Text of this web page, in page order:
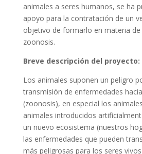
animales a seres humanos, se ha
apoyo para la contratación de un
objetivo de formarlo en materia de
zoonosis.
Breve descripción del proyecto:
Los animales suponen un peligro
transmisión de enfermedades
(zoonosis), en especial los
animales introducidos
un nuevo ecosistema (nuestros
las enfermedades que pueden
más peligrosas para los seres